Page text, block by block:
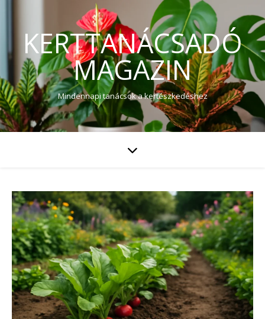
KERTTANÁCSADÓ
MAGAZIN
Mindennapi tanácsok a kertészkedéshez